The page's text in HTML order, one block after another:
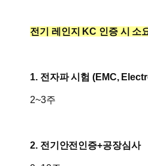
전기 레인지 KC 인증 시 소
1. 전자파 시험 (EMC,
2~3주
2. 전기안전인증+공장심사